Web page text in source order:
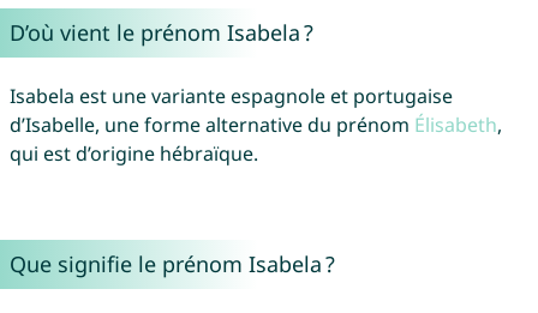
D’où vient le prénom Isabela ?
Isabela est une variante espagnole et portugaise
d’Isabelle, une forme alternative du prénom Élisabeth,
qui est d’origine hébraïque.
Que signifie le prénom Isabela ?